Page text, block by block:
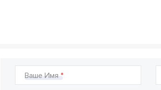
Ваше Имя